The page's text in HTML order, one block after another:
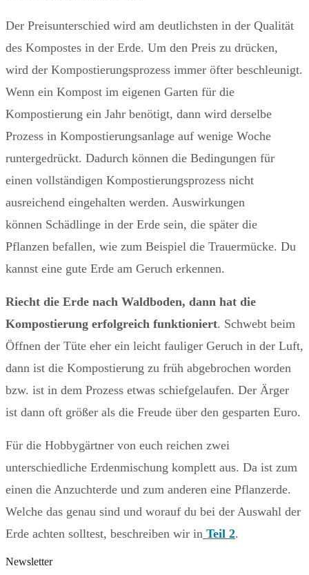
Der Preisunterschied wird am deutlichsten in der Qualität
des Kompostes in der Erde. Um den Preis zu drücken,
wird der Kompostierungsprozess immer öfter beschleunigt.
Wenn ein Kompost im eigenen Garten für die
Kompostierung ein Jahr benötigt, dann wird derselbe
Prozess in Kompostierungsanlage auf wenige Woche
runtergedrückt. Dadurch können die Bedingungen für
einen vollständigen Kompostierungsprozess nicht
ausreichend eingehalten werden. Auswirkungen
können Schädlinge in der Erde sein, die später die
Pflanzen befallen, wie zum Beispiel die Trauermücke. Du
kannst eine gute Erde am Geruch erkennen.
Riecht die Erde nach Waldboden, dann hat die
Kompostierung erfolgreich funktioniert. Schwebt beim
Öffnen der Tüte eher ein leicht fauliger Geruch in der Luft,
dann ist die Kompostierung zu früh abgebrochen worden
bzw. ist in dem Prozess etwas schiefgelaufen. Der Ärger
ist dann oft größer als die Freude über den gesparten Euro.
Für die Hobbygärtner von euch reichen zwei
unterschiedliche Erdenmischung komplett aus. Da ist zum
einen die Anzuchterde und zum anderen eine Pflanzerde.
Welche das genau sind und worauf du bei der Auswahl der
Erde achten solltest, beschreiben wir in Teil 2.
Newsletter